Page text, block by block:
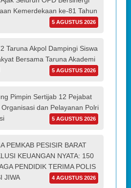
Kemerdekaan ke-81 Tahun
5 AGUSTUS 2026
Taruna Akpol Dampingi Siswa
Bersama Taruna Akademi
5 AGUSTUS 2026
Pimpin Sertijab 12 Pejabat
dan Pelayanan Polri
5 AGUSTUS 2026
PEMKAB PESISIR BARAT
KEUANGAN NYATA: 150
PENDIDIK TERIMA POLIS
JIWA
4 AGUSTUS 2026